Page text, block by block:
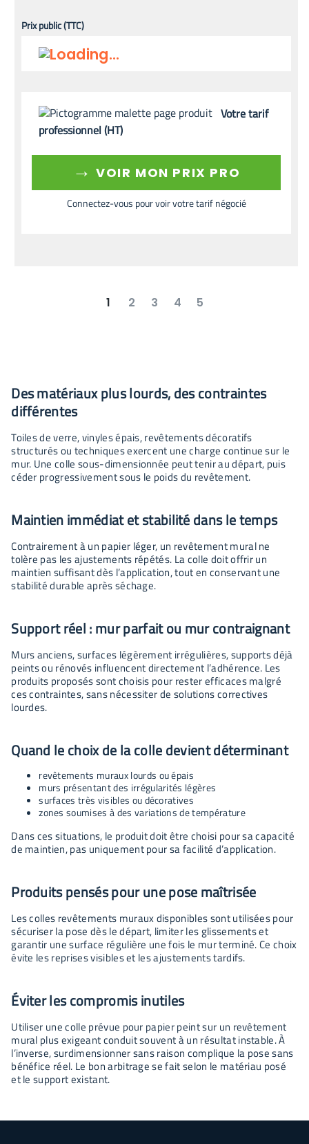
Prix public (TTC)
Votre tarif
professionnel (HT)
→ VOIR MON PRIX PRO
Connectez-vous pour voir votre tarif négocié
1 2 3 4 5
Des matériaux plus lourds, des contraintes
différentes
Toiles de verre, vinyles épais, revêtements décoratifs
structurés ou techniques exercent une charge continue sur le
mur. Une colle sous-dimensionnée peut tenir au départ, puis
céder progressivement sous le poids du revêtement.
Maintien immédiat et stabilité dans le temps
Contrairement à un papier léger, un revêtement mural ne
tolère pas les ajustements répétés. La colle doit offrir un
maintien suffisant dès l’application, tout en conservant une
stabilité durable après séchage.
Support réel : mur parfait ou mur contraignant
Murs anciens, surfaces légèrement irrégulières, supports déjà
peints ou rénovés influencent directement l’adhérence. Les
produits proposés sont choisis pour rester efficaces malgré
ces contraintes, sans nécessiter de solutions correctives
lourdes.
Quand le choix de la colle devient déterminant
revêtements muraux lourds ou épais
murs présentant des irrégularités légères
surfaces très visibles ou décoratives
zones soumises à des variations de température
Dans ces situations, le produit doit être choisi pour sa capacité
de maintien, pas uniquement pour sa facilité d’application.
Produits pensés pour une pose maîtrisée
Les colles revêtements muraux disponibles sont utilisées pour
sécuriser la pose dès le départ, limiter les glissements et
garantir une surface régulière une fois le mur terminé. Ce choix
évite les reprises visibles et les ajustements tardifs.
Éviter les compromis inutiles
Utiliser une colle prévue pour papier peint sur un revêtement
mural plus exigeant conduit souvent à un résultat instable. À
l’inverse, surdimensionner sans raison complique la pose sans
bénéfice réel. Le bon arbitrage se fait selon le matériau posé
et le support existant.